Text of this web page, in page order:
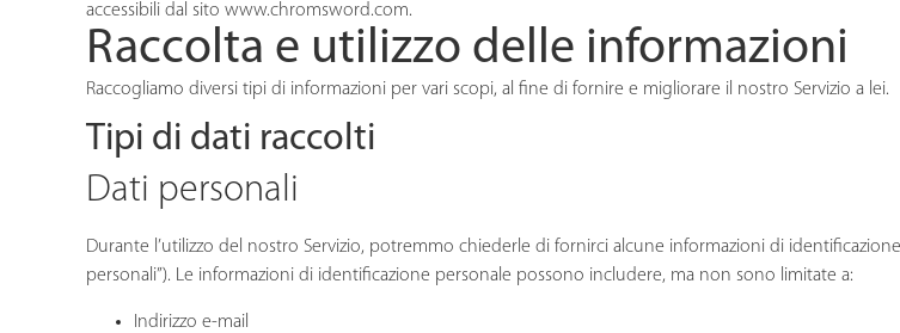
accessibili dal sito www.chromsword.com.
Raccolta e utilizzo delle informazioni
Raccogliamo diversi tipi di informazioni per vari scopi, al fine di fornire e migliorare il nostro Servizio a lei.
Tipi di dati raccolti
Dati personali
Durante l’utilizzo del nostro Servizio, potremmo chiederle di fornirci alcune informazioni di
personali”). Le informazioni di identificazione personale possono includere, ma non sono limitate a:
Indirizzo e-mail